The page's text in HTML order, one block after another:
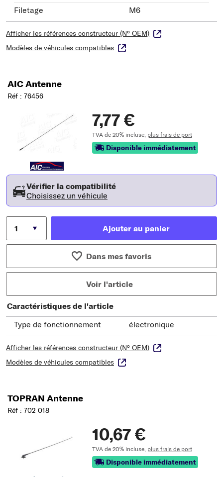
Filetage
M6
Afficher les références constructeur (N° OEM)
Modèles de véhicules compatibles
AIC Antenne
Réf : 76456
7,77 €
TVA de 20% incluse, plus frais de port
Disponible immédiatement
Vérifier la compatibilité
Choisissez un véhicule
Ajouter au panier
Dans mes favoris
Voir l'article
Caractéristiques de l'article
Type de fonctionnement
électronique
Afficher les références constructeur (N° OEM)
Modèles de véhicules compatibles
TOPRAN Antenne
Réf : 702 018
10,67 €
TVA de 20% incluse, plus frais de port
Disponible immédiatement